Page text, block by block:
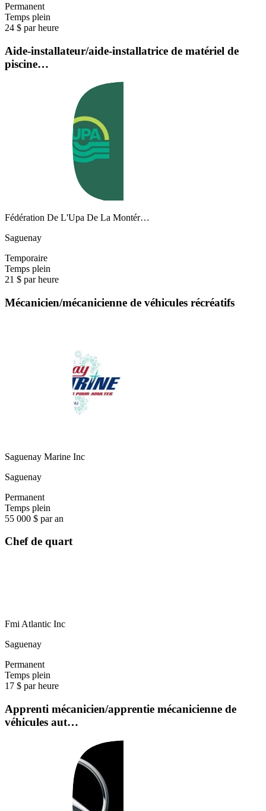
Permanent
Temps plein
24 $ par heure
Aide-installateur/aide-installatrice de matériel de
piscine…
Fédération De L'Upa De La Montér…
Saguenay
Temporaire
Temps plein
21 $ par heure
Mécanicien/mécanicienne de véhicules récréatifs
Saguenay Marine Inc
Saguenay
Permanent
Temps plein
55 000 $ par an
Chef de quart
Fmi Atlantic Inc
Saguenay
Permanent
Temps plein
17 $ par heure
Apprenti mécanicien/apprentie mécanicienne de
véhicules aut…